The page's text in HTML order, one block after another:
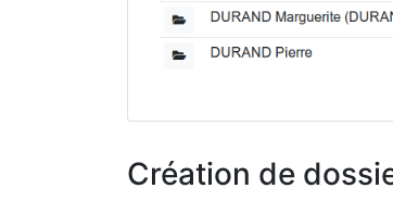
Création de